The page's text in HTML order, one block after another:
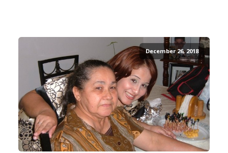
December 26, 2018